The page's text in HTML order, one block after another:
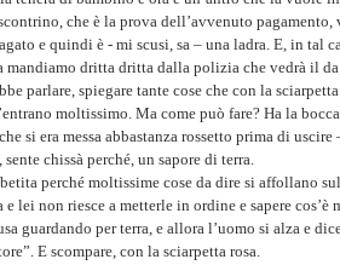
che è la prova dell’avvenuto
e quindi è - mi scusi, sa – una ladra. E, in tal
mandiamo dritta dritta dalla polizia che vedrà il da
parlare, spiegare tante cose che con la
moltissimo. Ma come può fare? Ha la
si era messa abbastanza rossetto prima di
chissà perché, un sapore di terra.
perché moltissime cose da dire si affollano
e lei non riesce a metterle in ordine e sapere cos’è
guardando per terra, e allora l’uomo si alza e
E scompare, con la sciarpetta rosa.